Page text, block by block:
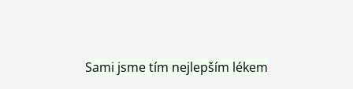
Sami jsme tím nejlepším lékem